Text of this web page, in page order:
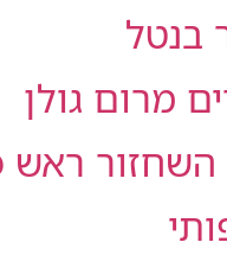
בנטל
מרום גולן
ראש